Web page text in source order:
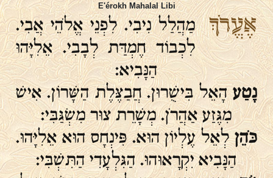
E'érokh Mahalal Libi
אֶעֱרֹךְמַהֲלַל נִיבִי. לִפְנֵי אֱלֹהֵי אֲבִי.
לִכְבוֹד חֶמְדַּת לְבָבִי. אֵלִיָּהוּ
הַנָּבִיא:
נָטַעהָאֵל בִּישֻׁרוּן. חֲבַצֶּלֶת הַשָּׁרוֹן. אִישׁ
מִגֶּזַע אַהֲרֹן. מְשָׁרֵת צוּר מִשְׂגַּבִּי:
כֹּהֵןלְאֵל עֶלְיוֹן הוּא. פִּינְחָס הוּא אֵלִיָּהוּ.
הַנָּבִיא יִקְרָאוּהוּ. הַגִּלְעָדִי הַתִּשְׁבִּי: